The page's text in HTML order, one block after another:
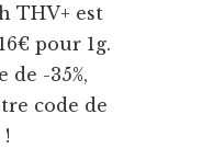
THV+ est
pour 1g.
-35%,
code de